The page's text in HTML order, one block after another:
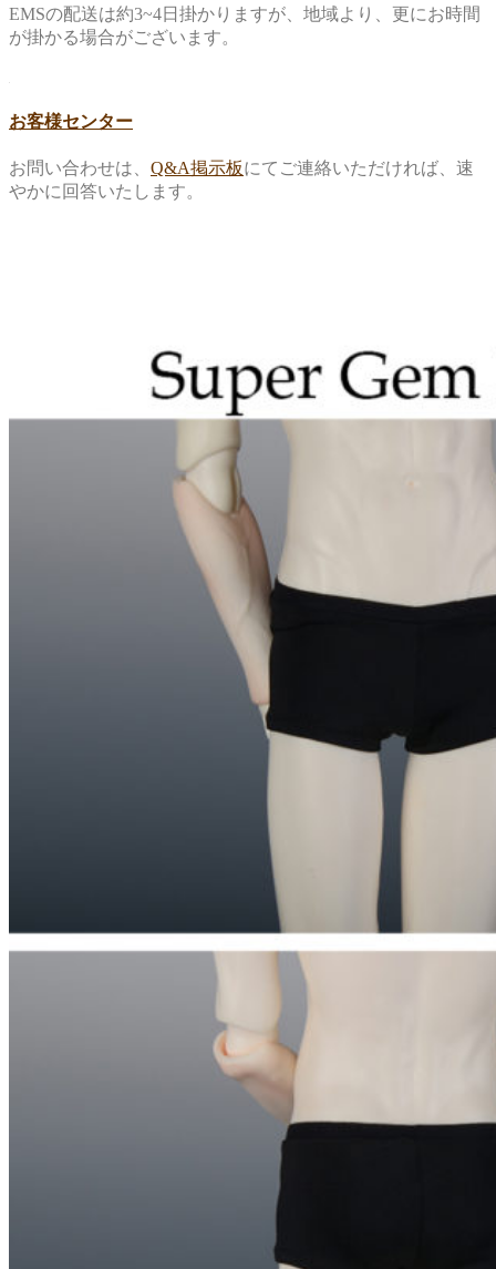
EMSの配送は約3~4日掛かりますが、地域より、更にお時間
が掛かる場合がございます。
お客様センター
お問い合わせは、 Q&A掲示板にてご連絡いただければ、速
やかに回答いたします。